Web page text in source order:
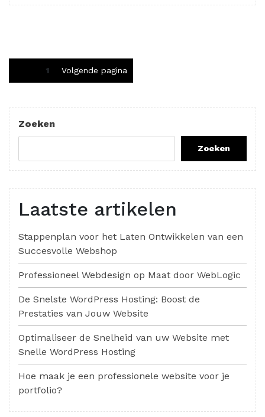
Berichten
1 Volgende pagina
Zoeken
Zoeken
Laatste artikelen
Stappenplan voor het Laten Ontwikkelen van een
Succesvolle Webshop
Professioneel Webdesign op Maat door WebLogic
De Snelste WordPress Hosting: Boost de
Prestaties van Jouw Website
Optimaliseer de Snelheid van uw Website met
Snelle WordPress Hosting
Hoe maak je een professionele website voor je
portfolio?